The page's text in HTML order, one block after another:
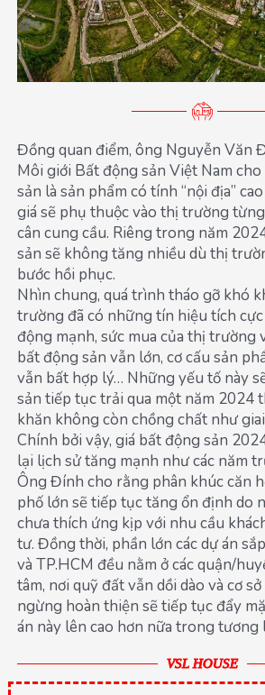
Đồng quan điểm, ông Nguyễn Văn
Môi giới Bất động sản Việt Nam
sản là sản phẩm có tính “nội địa”
giá sẽ phụ thuộc vào thị trường
cân cung cầu. Riêng trong năm
sản sẽ không tăng nhiều dù thị
bước hồi phục.
Nhìn chung, quá trình tháo gỡ khó
trường đã có những tín hiệu tích
động mạnh, sức mua của thị trường
bất động sản vẫn lớn, cơ cấu sản
vẫn bất hợp lý… Những yếu tố này
sản tiếp tục trải qua một năm 2024
khăn không còn chồng chất như
Chính bởi vậy, giá bất động sản
lại lịch sử tăng mạnh như các năm
Ông Đính cho rằng phân khúc căn
phố lớn sẽ tiếp tục tăng ổn định do
chưa thích ứng kịp với nhu cầu
tư. Đồng thời, phần lớn các dự án
và TP.HCM đều nằm ở các quận/
tâm, nơi quỹ đất vẫn dồi dào và cơ
ngừng hoàn thiện sẽ tiếp tục đẩy
án này lên cao hơn nữa trong tương
VSL HOUSE